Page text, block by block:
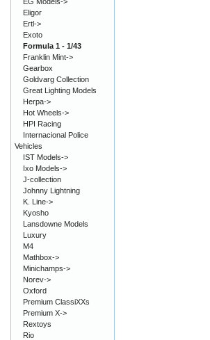
Eligor
Ertl->
Exoto
Formula 1 - 1/43
Franklin Mint->
Gearbox
Goldvarg Collection
Great Lighting Models
Herpa->
Hot Wheels->
HPI Racing
Internacional Police
Vehicles
IST Models->
Ixo Models->
J-collection
Johnny Lightning
K. Line->
Kyosho
Lansdowne Models
Luxury
M4
Mathbox->
Minichamps->
Norev->
Oxford
Premium ClassiXXs
Premium X->
Rextoys
Rio